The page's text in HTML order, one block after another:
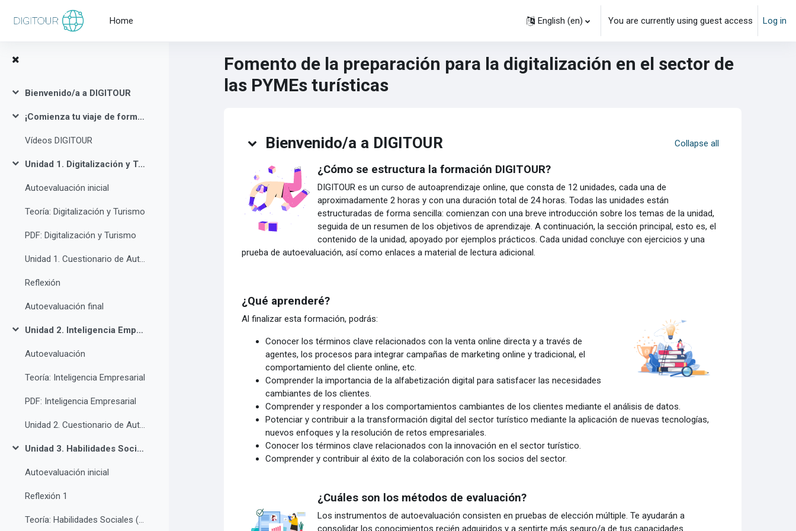
Home
English ‎(en)‎ You are currently using guest access Log in
Collapse
Bienvenido/a a DIGITOUR
Collapse
¡Comienza tu viaje de formación con nuestros vídeos de presentación!
Vídeos DIGITOUR
Collapse
Unidad 1. Digitalización y Turismo
Autoevaluación inicial
Teoría: Digitalización y Turismo
PDF: Digitalización y Turismo
Unidad 1. Cuestionario de Autoevaluación
Reflexión
Autoevaluación final
Collapse
Unidad 2. Inteligencia Empresarial
Autoevaluación
Teoría: Inteligencia Empresarial
PDF: Inteligencia Empresarial
Unidad 2. Cuestionario de Autoevaluación
Collapse
Unidad 3. Habilidades Sociales (Digitales)
Autoevaluación inicial
Reflexión 1
Teoría: Habilidades Sociales (Digitales)
Fomento de la preparación para la digitalización en el sector de
las PYMEs turísticas
Topic outline
Bienvenido/a a DIGITOUR Collapse all
¿Cómo se estructura la formación DIGITOUR?
DIGITOUR es un curso de autoaprendizaje online, que consta de 12 unidades, cada una de
aproximadamente 2 horas y con una duración total de 24 horas. Todas las unidades están
estructuradas de forma sencilla: comienzan con una breve introducción sobre los temas de la unidad,
seguida de un resumen de los objetivos de aprendizaje. A continuación, la sección principal, esto es, el
contenido de la unidad, apoyado por ejemplos prácticos. Cada unidad concluye con ejercicios y una
prueba de autoevaluación, así como enlaces a material de lectura adicional.
¿Qué aprenderé?
Al finalizar esta formación, podrás:
Conocer los términos clave relacionados con la venta online directa y a través de
agentes, los procesos para integrar campañas de marketing online y tradicional, el
comportamiento del cliente online, etc.
Comprender la importancia de la alfabetización digital para satisfacer las necesidades
cambiantes de los clientes.
Comprender y responder a los comportamientos cambiantes de los clientes mediante el análisis de datos.
Potenciar y contribuir a la transformación digital del sector turístico mediante la aplicación de nuevas tecnologías,
nuevos enfoques y la resolución de retos empresariales.
Conocer los términos clave relacionados con la innovación en el sector turístico.
Comprender y contribuir al éxito de la colaboración con los socios del sector.
¿Cuáles son los métodos de evaluación?
Los instrumentos de autoevaluación consisten en pruebas de elección múltiple. Te ayudarán a
consolidar los conocimientos recién adquiridos y a sentirte más seguro/a de tus capacidades.